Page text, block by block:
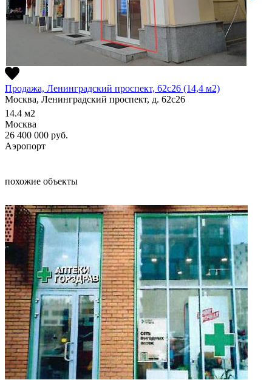
Продажа, Ленинградский проспект, 62с26 (14,4 м2)
Москва, Ленинградский проспект, д. 62с26
14.4 м2
Москва
26 400 000 руб.
Аэропорт
похожие объекты